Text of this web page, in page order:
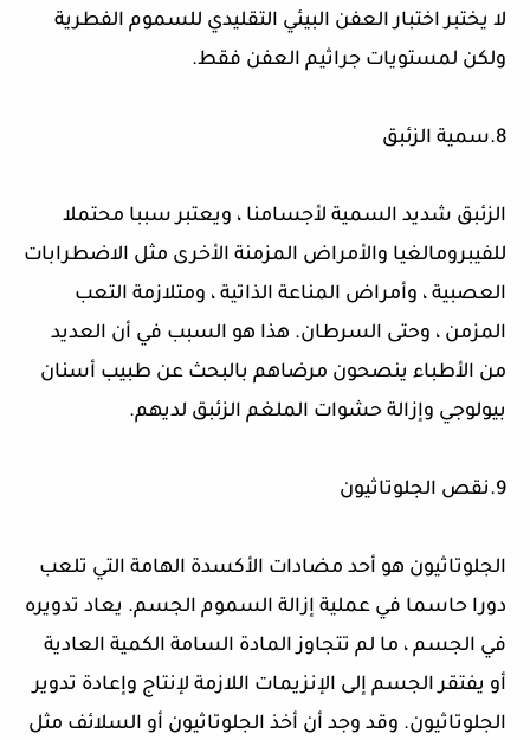
لا يختبر اختبار العفن البيئي التقليدي للسموم الفطرية
ولكن لمستويات جراثيم العفن فقط.
8.سمية الزئبق
الزئبق شديد السمية لأجسامنا ، ويعتبر سببا محتملا
للفيبرومالغيا والأمراض المزمنة الأخرى مثل الاضطرابات
العصبية ، وأمراض المناعة الذاتية ، ومتلازمة التعب
المزمن ، وحتى السرطان. هذا هو السبب في أن العديد
من الأطباء ينصحون مرضاهم بالبحث عن طبيب أسنان
بيولوجي وإزالة حشوات الملغم الزئبق لديهم.
9.نقص الجلوتاثيون
الجلوتاثيون هو أحد مضادات الأكسدة الهامة التي تلعب
دورا حاسما في عملية إزالة السموم الجسم. يعاد تدويره
في الجسم ، ما لم تتجاوز المادة السامة الكمية العادية
أو يفتقر الجسم إلى الإنزيمات اللازمة لإنتاج وإعادة تدوير
الجلوتاثيون. وقد وجد أن أخذ الجلوتاثيون أو السلائف مثل